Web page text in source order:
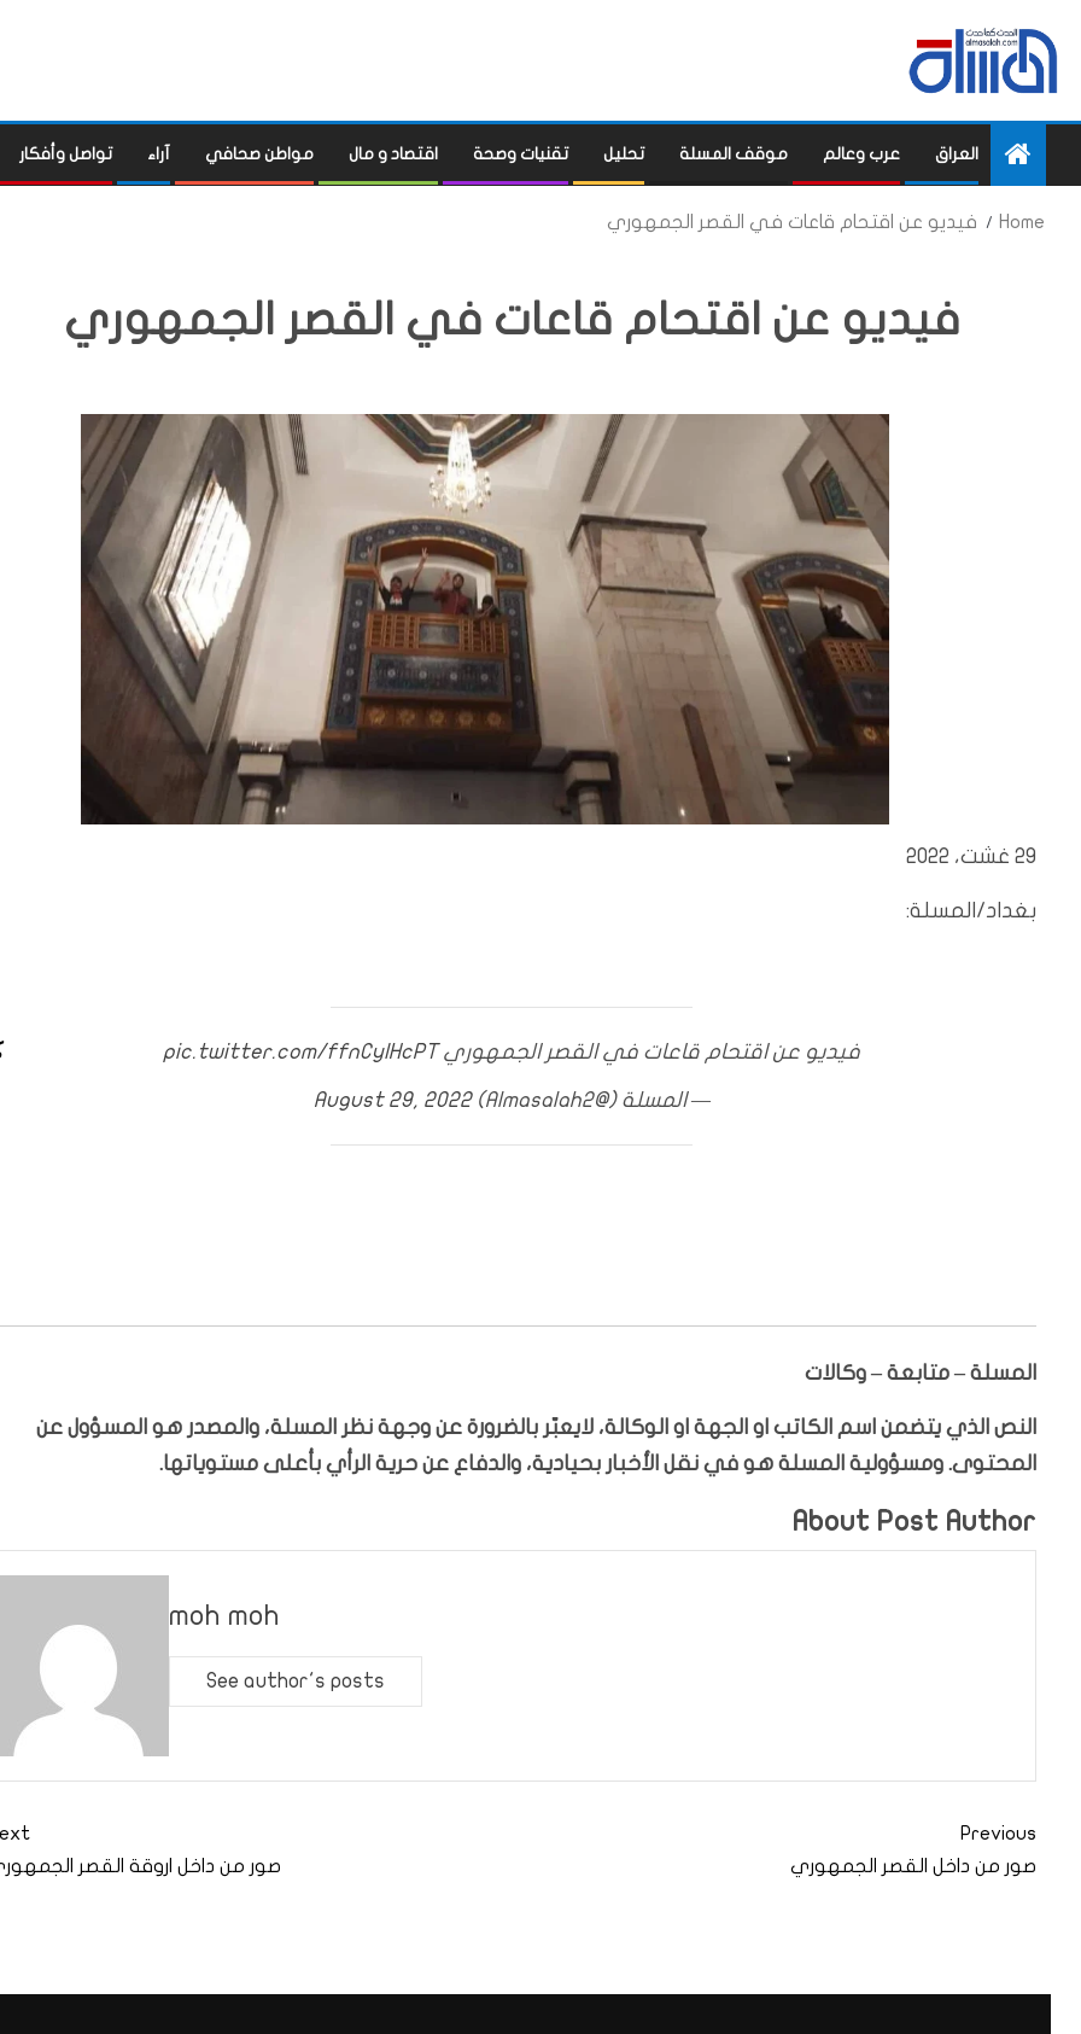
العراق عرب وعالم موقف المسلة تحليل تقنيات وصحة اقتصاد و مال مواطن صحافي آراء تواصل وأفكار
Home فيديو عن اقتحام قاعات في القصر الجمهوري
فيديو عن اقتحام قاعات في القصر الجمهوري
29 غشت، 2022
بغداد/المسلة:
فيديو عن اقتحام قاعات في القصر الجمهوريpic.twitter.com/ffnCyIHcPT
— المسلة (@Almasalah2) August 29, 2022
المسلة – متابعة – وكالات
النص الذي يتضمن اسم الكاتب او الجهة او الوكالة، لايعبّر بالضرورة عن وجهة نظر المسلة، والمصدر هو المسؤول عن
المحتوى. ومسؤولية المسلة هو في نقل الأخبار بحيادية، والدفاع عن حرية الرأي بأعلى مستوياتها.
About Post Author
moh moh
See author's posts
Previous
صور من داخل القصر الجمهوري
صور من داخل اروقة القصر